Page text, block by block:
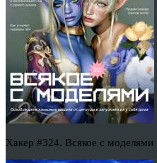
Хакер #324. Всякое с моделями